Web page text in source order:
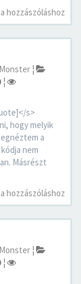
hozzászóláshoz
Monster ¦
¦
s>
hogy melyik
a
nem
Másrészt
hozzászóláshoz
Monster ¦
¦